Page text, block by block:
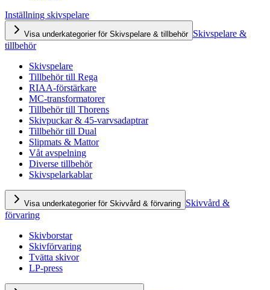
Inställning skivspelare
Visa underkategorier för Skivspelare & tillbehör Skivspelare &
tillbehör
Skivspelare
Tillbehör till Rega
RIAA-förstärkare
MC-transformatorer
Tillbehör till Thorens
Skivpuckar & 45-varvsadaptrar
Tillbehör till Dual
Slipmats & Mattor
Våt avspelning
Diverse tillbehör
Skivspelarkablar
Visa underkategorier för Skivvård & förvaring Skivvård &
förvaring
Skivborstar
Skivförvaring
Tvätta skivor
LP-press